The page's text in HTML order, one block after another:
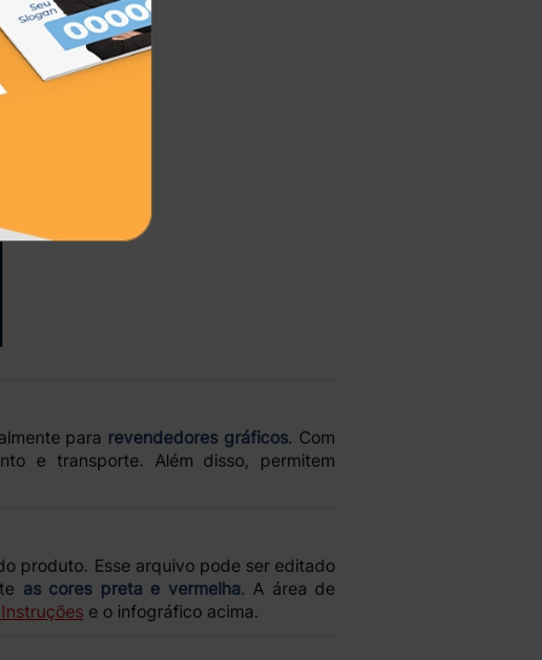
para revendedores gráficos. Com
e transporte. Além disso, permitem
produto. Esse arquivo pode ser editado
as cores preta e vermelha. A área de
e o infográfico acima.